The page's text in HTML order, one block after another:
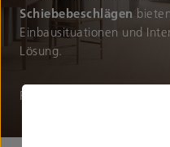
Schiebebeschlägen
Einbausituationen und
Lösung.
Produkte entdecken